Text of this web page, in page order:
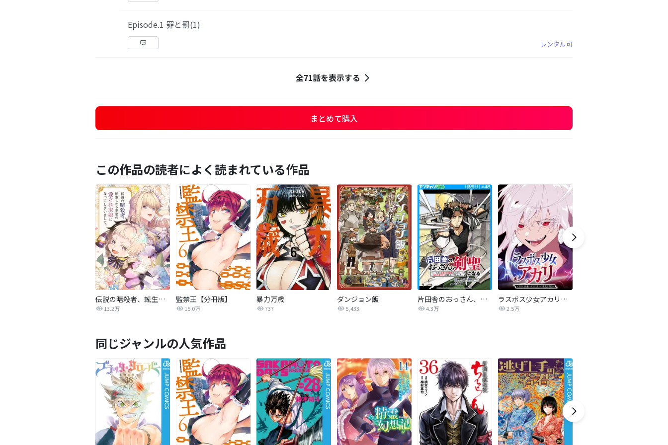
Episode.1 罪と罰(1)
レンタル可
全71話を表示する
まとめて購入
この作品の読者によく読まれている作品
伝説の暗殺者、転生したら王家の愛され末娘になってしまいまして。【タテヨミ】
13.2万
監禁王【分冊版】
15.0万
暴力万歳
737
ダンジョン飯
5,433
片田舎のおっさん、剣聖になる～ただの田舎の剣術師範だったのに、大成した弟子たちが俺を放ってくれない件～(話売り)
4.3万
ラスボス少女アカリ～ワタシより強いやつに会いに現代に行く～【タテヨミ】
2.5万
同じジャンルの人気作品